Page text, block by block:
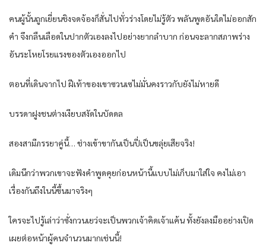
คนผู้นั้นถูกเยี่ยนชิงจดจ้องก็สั่นไปทั่วร่างโดยไม่รู้ตัว พลันพูดอันใดไม่ออกสัก
คำ จึงกลืนเลือดในปากตัวเองลงไปอย่างยากลำบาก ก่อนจะลากสภาพร่าง
อันระโหยโรยแรงของตัวเองออกไป
ตอนที่เดินจากไป ฝีเท้าของเขาซวนเซไม่มั่นคงราวกับยังไม่หายดี
บรรดาฝูงชนต่างเงียบสงัดในบัดดล
สองสามีภรรยาคู่นี้… ช่างเข้าขากันเป็นปี่เป็นขลุ่ยเสียจริง!
เดิมนึกว่าพวกเขาจะฟังคำพูดคุยก่อนหน้านี้แบบไม่เก็บมาใส่ใจ คงไม่เอา
เรื่องกันถึงในนี้ขึ้นมาจริงๆ
ใครจะไปรู้เล่าว่าซั่งกวนเยว่จะเป็นพวกเจ้าคิดเจ้าแค้น ทั้งยังลงมืออย่างเปิด
เผยต่อหน้าผู้คนจำนวนมากเช่นนี้!